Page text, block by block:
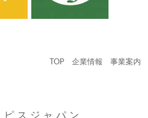
TOP 企業情報 事業案内
スジャパン